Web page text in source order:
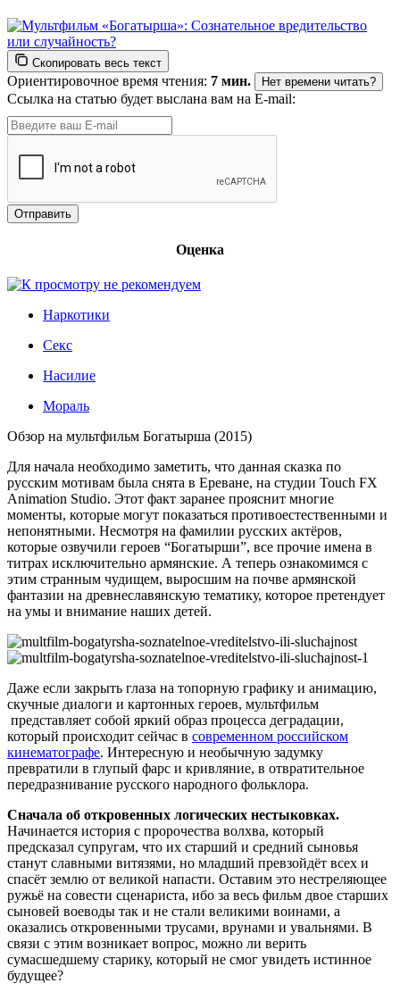
Скопировать весь текст
Ориентировочное время чтения: 7 мин. Нет времени читать?
Ссылка на статью будет выслана вам на E-mail:
Оценка
Наркотики
Секс
Насилие
Мораль
Обзор на мультфильм Богатырша (2015)
Для начала необходимо заметить, что данная сказка по
русским мотивам была снята в Ереване, на студии Touch FX
Animation Studio. Этот факт заранее прояснит многие
моменты, которые могут показаться противоестественными и
непонятными. Несмотря на фамилии русских актёров,
которые озвучили героев “Богатырши”, все прочие имена в
титрах исключительно армянские. А теперь ознакомимся с
этим странным чудищем, выросшим на почве армянской
фантазии на древнеславянскую тематику, которое претендует
на умы и внимание наших детей.
Даже если закрыть глаза на топорную графику и анимацию,
скучные диалоги и картонных героев, мультфильм
представляет собой яркий образ процесса деградации,
который происходит сейчас в современном российском
кинематографе. Интересную и необычную задумку
превратили в глупый фарс и кривляние, в отвратительное
передразнивание русского народного фольклора.
Сначала об откровенных логических нестыковках.
Начинается история с пророчества волхва, который
предсказал супругам, что их старший и средний сыновья
станут славными витязями, но младший превзойдёт всех и
спасёт землю от великой напасти. Оставим это нестреляющее
ружьё на совести сценариста, ибо за весь фильм двое старших
сыновей воеводы так и не стали великими воинами, а
оказались откровенными трусами, врунами и увальнями. В
связи с этим возникает вопрос, можно ли верить
сумасшедшему старику, который не смог увидеть истинное
будущее?